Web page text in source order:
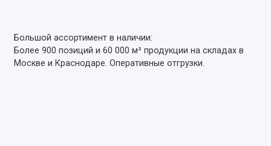
Большой ассортимент в наличии:
Более 900 позиций и 60 000 м² продукции на складах в
Москве и Краснодаре. Оперативные отгрузки.